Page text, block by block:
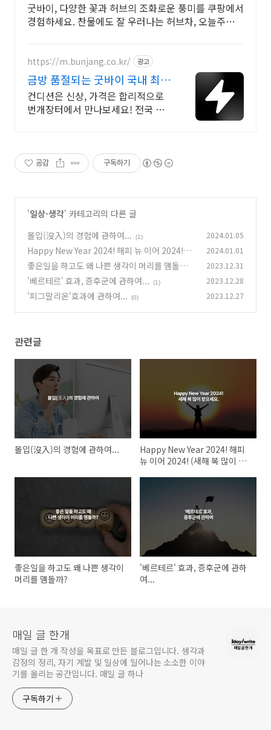
굿바이, 다양한 꽃과 허브의 조화로운 풍미를 쿠팡에서
경험하세요. 찬물에도 잘 우러나는 허브차, 오늘주문
https://m.bunjang.co.kr/ 광고
금방 품절되는 굿바이 국내 최대
브랜드 중고거래
컨디션은 신상, 가격은 합리적으로
번개장터에서 만나보세요! 전국 각
공감 구독하기
'일상-생각' 카테고리의 다른 글
몰입(沒入)의 경험에 관하여...
(1) 2024.01.05
Happy New Year 2024! 해피 뉴 이어 2024!
(새해 복 많이 받으세요.)
(0)
2024.01.01
좋은일을 하고도 왜 나쁜 생각이 머리를 맴돌까?
(0)
2023.12.31
'베르테르' 효과, 증후군에 관하여... (1) 2023.12.28
'피그말리온'효과에 관하여... (0) 2023.12.27
관련글
몰입(沒入)의 경험에 관하여...
Happy New Year 2024! 해피
뉴 이어 2024! (새해 복 많이 받
좋은일을 하고도 왜 나쁜 생각이
머리를 맴돌까?
'베르테르' 효과, 증후군에 관하
여...
매일 글 한개
매일 글 한 개 작성을 목표로 만든 블로그입니다. 생각과
감정의 정리, 자기 계발 및 일상에 일어나는 소소한 이야
기를 올리는 공간입니다. 매일 글 하나
구독하기